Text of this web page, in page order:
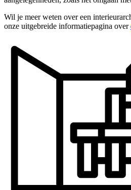
Wil je meer weten over een
onze uitgebreide informatiepagina over